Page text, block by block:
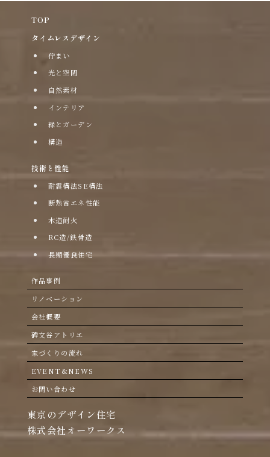
TOP
タイムレスデザイン
佇まい
光と空間
自然素材
インテリア
緑とガーデン
構造
技術と性能
耐震構法SE構法
断熱省エネ性能
木造耐火
RC造/鉄骨造
長期優良住宅
作品事例
リノベーション
会社概要
碑文谷アトリエ
家づくりの流れ
EVENT&NEWS
お問い合わせ
東京のデザイン住宅
株式会社オーワークス